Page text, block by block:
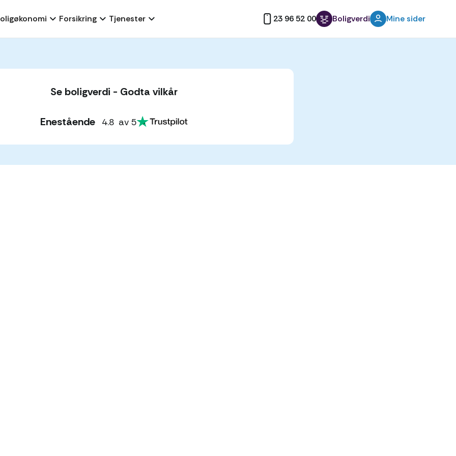
Forsikring Tjenester 23 96 52 00 Boligverdi Mine sider
Se boligverdi - Godta vilkår
Enestående 4.8 av 5